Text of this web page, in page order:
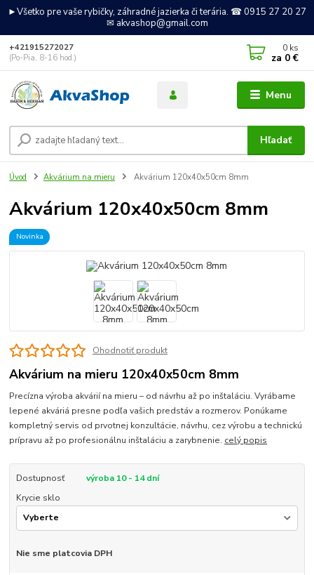
►Všetko pre vaše rybičky, záhradné jazierka či terária. ☎ 0915 27 20 27
✉ akvashop@gmail.com
Menu
Hľadať
+421915272027
(Po-Pia, 8-16 hod.)
0 ks
za 0 €
Úvod Akvárium na mieru Akvárium 120x40x50cm 8mm
Akvárium 120x40x50cm 8mm
Novinka
Ohodnotiť produkt
Akvárium na mieru 120x40x50cm 8mm
Precízna výroba akvárií na mieru – od návrhu až po inštaláciu. Vyrábame
lepené akváriá presne podľa vašich predstáv a rozmerov. Ponúkame
kompletný servis od prvotnej konzultácie, návrhu, cez výrobu a technickú
prípravu až po profesionálnu inštaláciu a zarybnenie. celý popis
Dostupnosť
výroba 10 - 14 dní
Krycie sklo
Nie sme platcovia DPH